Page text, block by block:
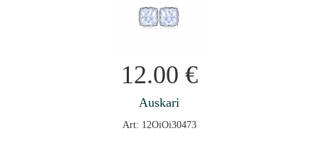
12.00 €
Auskari
Art: 12OiOi30473